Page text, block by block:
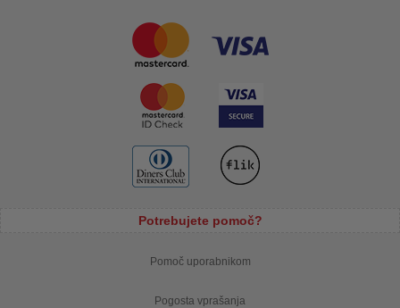
Potrebujete pomoč?
Pomoč uporabnikom
Pogosta vprašanja